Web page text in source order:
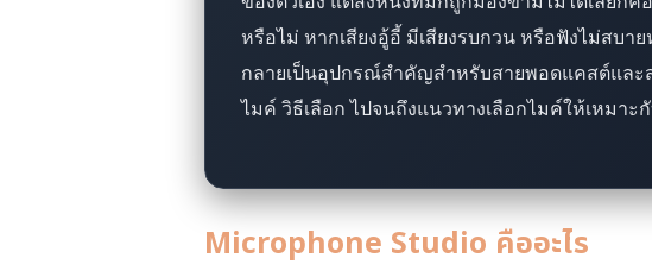
หรือไม่ หากเสียงอู้อี้ มีเสียงรบกวน หรือฟังไม่สบ
กลายเป็นอุปกรณ์สำคัญสำหรับสายพอดแคสต์และ
ไมค์ วิธีเลือก ไปจนถึงแนวทางเลือกไมค์ให้เหม
Microphone Studio คืออะไร